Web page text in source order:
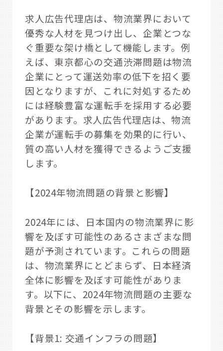
求人広告代理店は、物流業界において
優秀な人材を見つけ出し、企業とつな
ぐ重要な架け橋として機能します。例
えば、東京都心の交通渋滞問題は物流
企業にとって運送効率の低下を招く要
因となりますが、これに対処するため
には経験豊富な運転手を採用する必要
があります。求人広告代理店は、物流
企業が運転手の募集を効果的に行い、
質の高い人材を獲得できるようご支援
します。
【2024年物流問題の背景と影響】
2024年には、日本国内の物流業界に影
響を及ぼす可能性のあるさまざまな問
題が予測されています。これらの問題
は、物流業界にとどまらず、日本経済
全体に影響を及ぼす可能性がありま
す。以下に、2024年物流問題の主要な
背景とその影響を示します。
【背景1: 交通インフラの問題】